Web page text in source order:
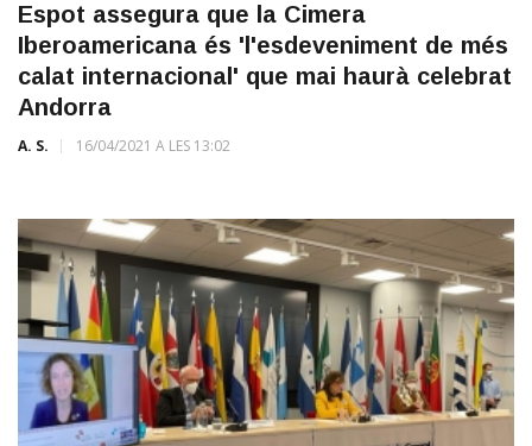
Espot assegura que la Cimera
Iberoamericana és 'l'esdeveniment de més
calat internacional' que mai haurà celebrat
Andorra
A. S. 16/04/2021 A LES 13:02